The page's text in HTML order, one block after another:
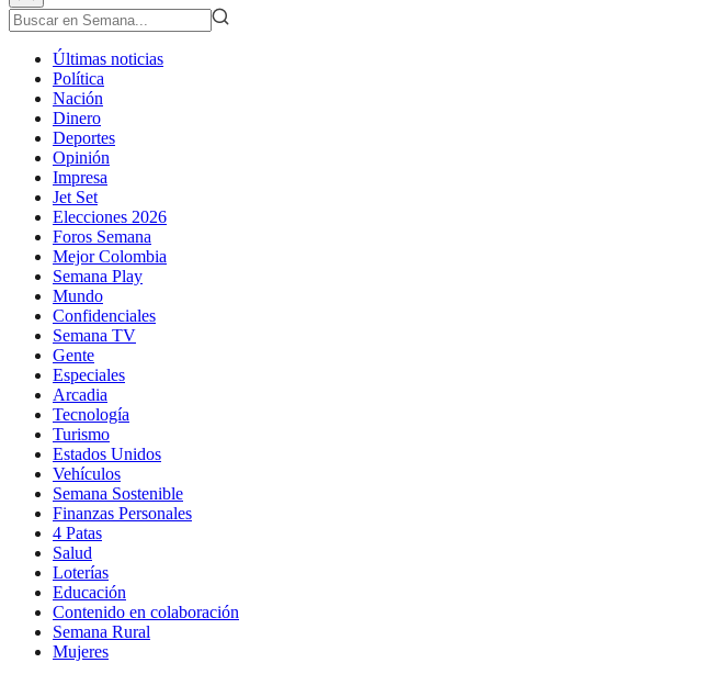
Últimas noticias
Política
Nación
Dinero
Deportes
Opinión
Impresa
Jet Set
Elecciones 2026
Foros Semana
Mejor Colombia
Semana Play
Mundo
Confidenciales
Semana TV
Gente
Especiales
Arcadia
Tecnología
Turismo
Estados Unidos
Vehículos
Semana Sostenible
Finanzas Personales
4 Patas
Salud
Loterías
Educación
Contenido en colaboración
Semana Rural
Mujeres